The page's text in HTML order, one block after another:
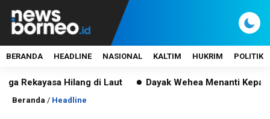
BERANDA HEADLINE NASIONAL KALTIM HUKRIM POLITIK
Hilang di Laut Dayak Wehea Menanti Kepastian,
Beranda / Headline